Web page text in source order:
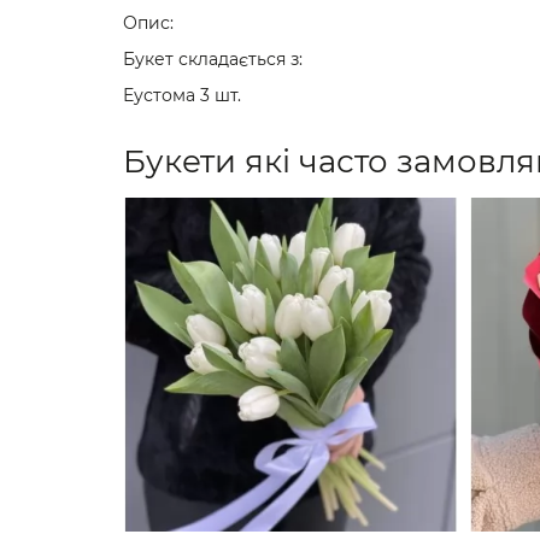
Опис:
Букет складається з:
Еустома 3 шт.
Букети які часто